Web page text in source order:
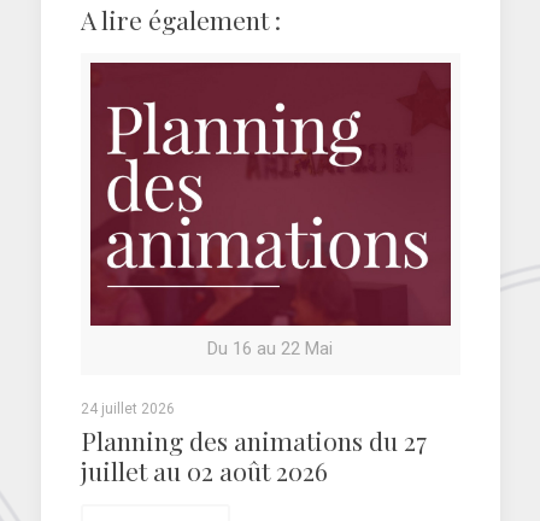
A lire également :
Du 16 au 22 Mai
24 juillet 2026
Planning des animations du 27
juillet au 02 août 2026